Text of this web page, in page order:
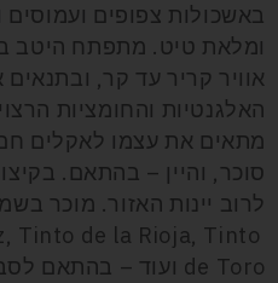
באשכולות צפופים
ומלאת טיט. מתפתח היטב
אוויר קריר עד קר,
האלגנטיות והחומציות
מתאים את עצמו לאקלים חם
סוכר, והיין – בהתאם.
לרוב יינות האזור. מוכר
Tinto de la Rioja, Tinto
de Toro ועוד – בהתאם לסביבת הגידול.